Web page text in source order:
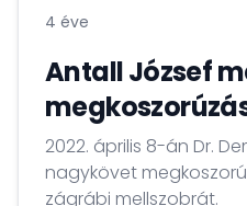
4 éve
Antall József
2022. április 8-án Dr.
nagykövet
zágrábi mellszobrát.